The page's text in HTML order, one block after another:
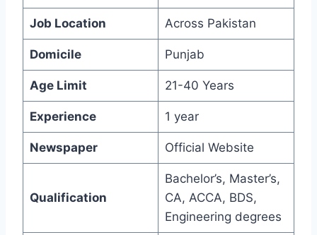
Job Location Across Pakistan
Domicile Punjab
Age Limit 21-40 Years
Experience 1 year
Newspaper Official Website
Qualification
Bachelor’s, Master’s,
CA, ACCA, BDS,
Engineering degrees